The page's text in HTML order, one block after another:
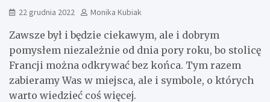
22 grudnia 2022 Monika Kubiak
Zawsze był i będzie ciekawym, ale i dobrym
pomysłem niezależnie od dnia pory roku, bo stolicę
Francji można odkrywać bez końca. Tym razem
zabieramy Was w miejsca, ale i symbole, o których
warto wiedzieć coś więcej.